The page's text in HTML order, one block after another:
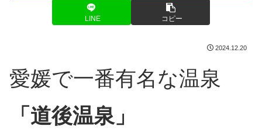
LINE コピー
2024.12.20
愛媛で一番有名な温泉
「道後温泉」